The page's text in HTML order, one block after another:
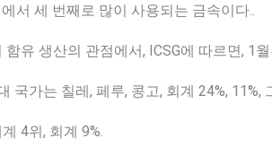
서 세 번째로 많이 사용되는 금속이다..
유 생산의 관점에서, ICSG에 따르면, 1
국가는 칠레, 페루, 콩고, 회계 24%, 11%,
4위, 회계 9%.